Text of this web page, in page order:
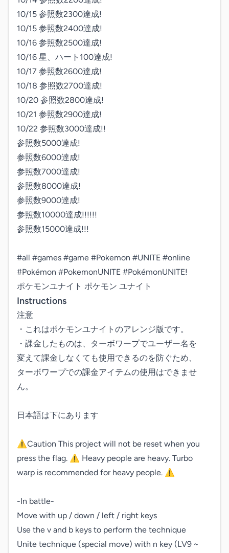
10/15 参照数2300達成!
10/15 参照数2400達成!
10/16 参照数2500達成!
10/16 星、ハート100達成!
10/17 参照数2600達成!
10/18 参照数2700達成!
10/20 参照数2800達成!
10/21 参照数2900達成!
10/22 参照数3000達成!!
参照数5000達成!
参照数6000達成!
参照数7000達成!
参照数8000達成!
参照数9000達成!
参照数10000達成!!!!!!
参照数15000達成!!!
#all #games #game #Pokemon #UNITE #online
#Pokémon #PokemonUNITE #PokémonUNITE!
ポケモンユナイト ポケモン ユナイト
Instructions
注意
・これはポケモンユナイトのアレンジ版です。
・課金したものは、ターボワープでユーザー名を
変えて課金しなくても使用できるのを防ぐため、
ターボワープでの課金アイテムの使用はできませ
ん。
日本語は下にあります
⚠︎Caution This project will not be reset when you
press the flag. ⚠︎ Heavy people are heavy. Turbo
warp is recommended for heavy people. ⚠︎
-In battle-
Move with up / down / left / right keys
Use the v and b keys to perform the technique
Unite technique (special move) with n key (LV9 ~